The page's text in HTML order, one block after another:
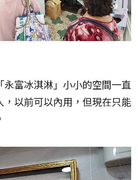
富冰淇淋」小小的空間一直
，以前可以內用，但現在只能